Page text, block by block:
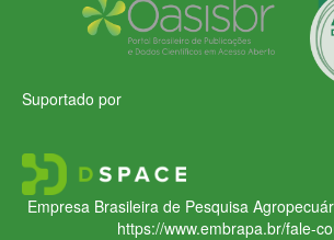
Suportado por
Empresa Brasileira de Pesquisa
https://www.embrapa.br/fale-